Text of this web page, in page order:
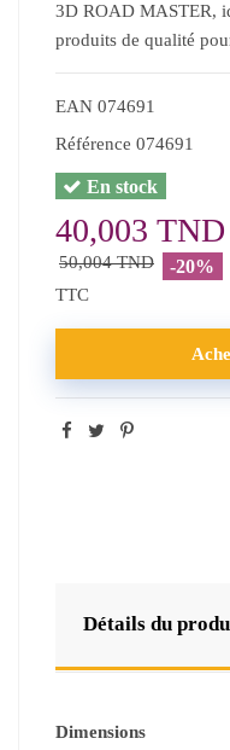
3D ROAD MASTER,
produits de qualité
EAN 074691
Référence 074691
En stock
40,003 TND
50,004 TND -20%
TTC
Détails du
Dimensions